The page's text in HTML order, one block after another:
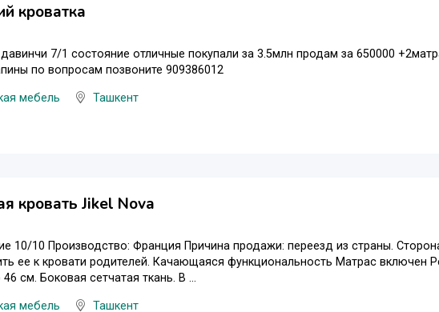
кроватка
7/1 состояние отличные покупали за 3.5млн продам за 650000
по вопросам позвоните 909386012
мебель Ташкент
кровать Jikel Nova
10/10 Производство: Франция Причина продажи: переезд из страны.
ее к кровати родителей. Качающаяся функциональность Матрас включен
см. Боковая сетчатая ткань. В ...
мебель Ташкент